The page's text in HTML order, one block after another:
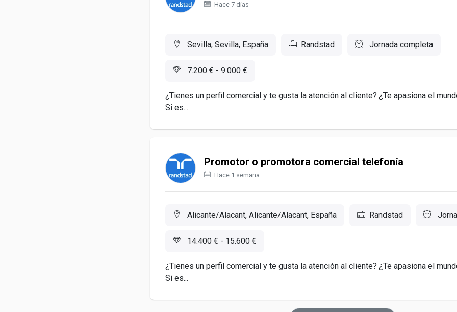
Hace 7 días
Sevilla, Sevilla, España Randstad Jornada completa
7.200 € - 9.000 €
¿Tienes un perfil comercial y te gusta la atención al cliente? ¿Te apasiona el
Si es...
Promotor o promotora comercial telefonía
Hace 1 semana
Alicante/Alacant, Alicante/Alacant, España Randstad
14.400 € - 15.600 €
¿Tienes un perfil comercial y te gusta la atención al cliente? ¿Te apasiona el
Si es...